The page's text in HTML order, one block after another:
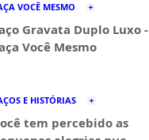
VOCÊ MESMO
Gravata Duplo Luxo -
Você Mesmo
E HISTÓRIAS
tem percebido as